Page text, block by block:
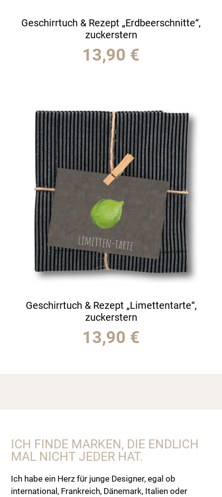
Geschirrtuch & Rezept „Erdbeerschnitte“,
zuckerstern
13,90 €
Geschirrtuch & Rezept „Limettentarte“,
zuckerstern
13,90 €
ICH FINDE MARKEN, DIE ENDLICH
MAL NICHT JEDER HAT.
Ich habe ein Herz für junge Designer, egal ob
international, Frankreich, Dänemark, Italien oder